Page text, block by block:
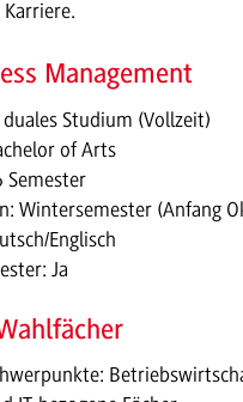
Management
Studium (Vollzeit)
of Arts
Semester
Wintersemester (Anfang
Englisch
Ja